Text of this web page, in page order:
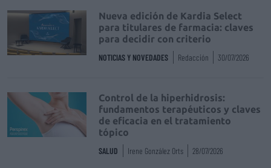
Nueva edición de Kardia Select
para titulares de farmacia: claves
para decidir con criterio
NOTICIAS Y NOVEDADES Redacción 30/07/2026
Control de la hiperhidrosis:
fundamentos terapéuticos y claves
de eficacia en el tratamiento
tópico
SALUD Irene González Orts 28/07/2026